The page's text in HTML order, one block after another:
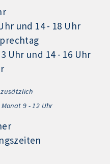
und 14 - 18 Uhr
Uhr und 14 - 16 Uhr
9 - 12 Uhr